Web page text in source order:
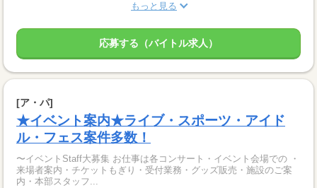
もっと見る
応募する（バイトル求人）
[ア・パ]
★イベント案内★ライブ・スポーツ・アイド
ル・フェス案件多数！
〜イベントStaff大募集 お仕事は各コンサート・イベント会場での ・
来場者案内・チケットもぎり・受付業務・グッズ販売・施設のご案
内・本部スタッフ...